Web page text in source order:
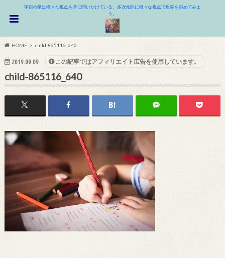
宇宙や星は様々な視点を常に問いかけている。多次元的に様々な視点で世界を眺めてみよ
う。
HOME child-865116_640
2019.09.09 この記事ではアフィリエイト広告を使用しています。
child-865116_640